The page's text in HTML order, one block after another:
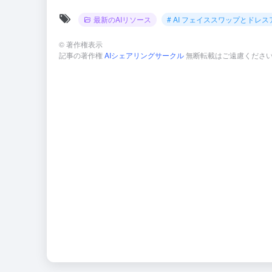
最新のAIリソース # AI フェイススワップとドレス
©著作権表示
記事の著作権AIシェアリングサークル無断転載はご遠慮ください